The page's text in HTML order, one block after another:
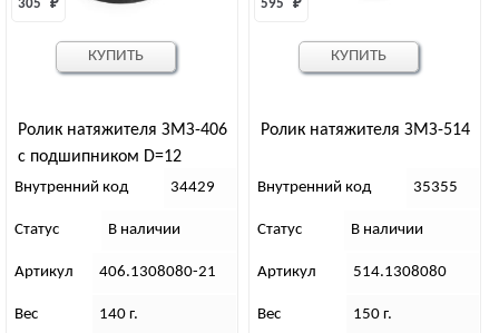
Ролик натяжителя ЗМЗ-406
с подшипником D=12
305 ₽
Внутренний код 34429
Статус В наличии
Артикул 406.1308080-21
Вес 140 г.
КУПИТЬ
Ролик натяжителя ЗМЗ-514
595 ₽
Внутренний код 35355
Статус В наличии
Артикул 514.1308080
Вес 150 г.
КУПИТЬ